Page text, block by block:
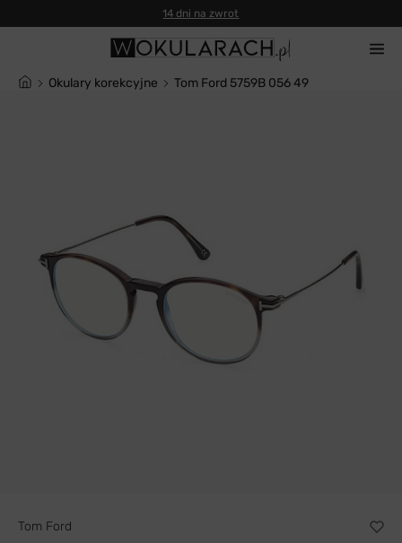
14 dni na zwrot
Okulary korekcyjne Tom Ford 5759B 056 49
Tom Ford